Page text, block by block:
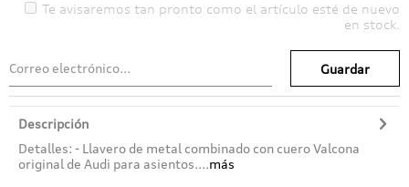
Te avisaremos tan pronto como el artículo esté de nuevo
en stock.
Guardar
Descripción
Detalles: - Llavero de metal combinado con cuero Valcona
original de Audi para asientos....más